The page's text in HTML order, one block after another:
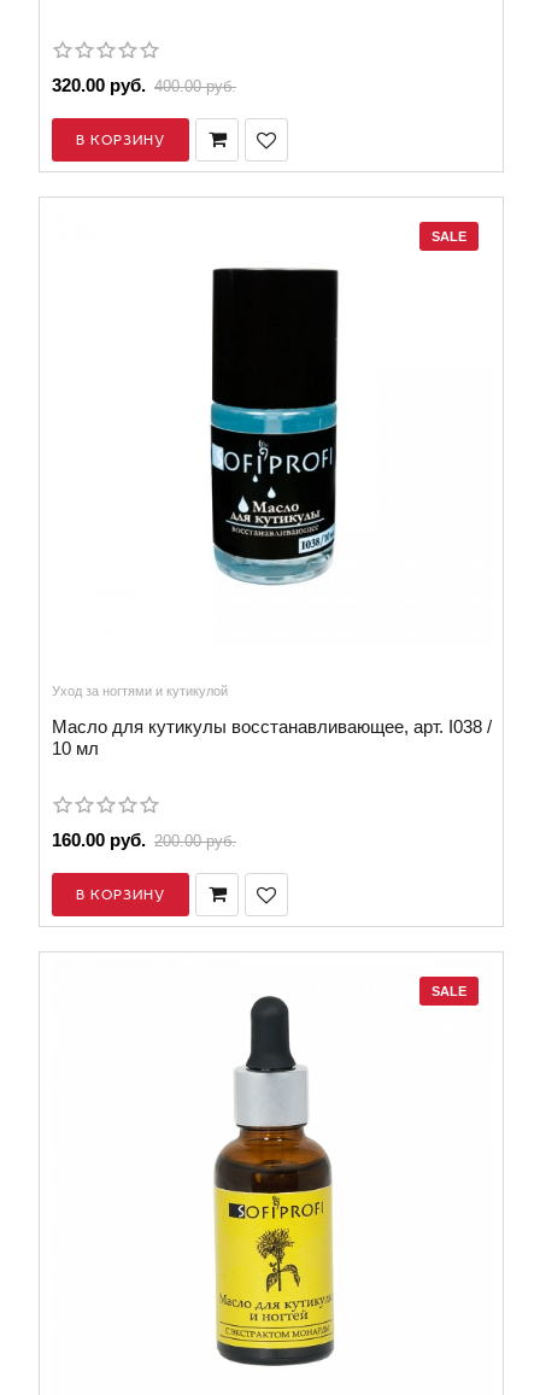
320.00 руб. 400.00 руб.
В КОРЗИНУ
SALE
Уход за ногтями и кутикулой
Масло для кутикулы восстанавливающее, арт. I038 /
10 мл
160.00 руб. 200.00 руб.
В КОРЗИНУ
SALE